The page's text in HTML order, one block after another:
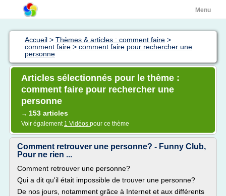
Menu
Accueil > Thèmes & articles : comment faire >
comment faire > comment faire pour rechercher une
personne
Articles sélectionnés pour le thème :
comment faire pour rechercher une
personne
→ 153 articles
Voir également 1 Vidéos pour ce thème
Comment retrouver une personne? - Funny Club,
Pour ne rien ...
Comment retrouver une personne?
Qui a dit qu'il était impossible de trouver une personne?
De nos jours, notamment grâce à Internet et aux différents